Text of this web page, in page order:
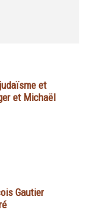
et
et Michaël
Gautier